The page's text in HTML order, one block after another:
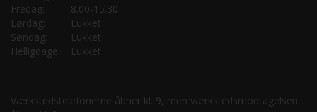
Fredag:
8.00-15.30
Lørdag:
Lukket
Søndag:
Lukket
Helligdage:
Lukket
Værkstedstelefonerne åbner kl. 9, men værkstedsmodtagelsen